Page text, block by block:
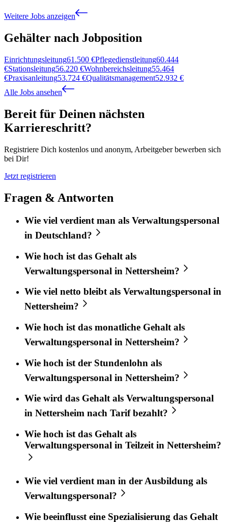
Weitere Jobs anzeigen
Gehälter nach Jobposition
Einrichtungsleitung61.500 €Pflegedienstleitung60.444
€Stationsleitung56.220 €Wohnbereichsleitung55.464
€Praxisanleitung53.724 €Qualitätsmanagement52.932 €
Alle Jobs ansehen
Bereit für Deinen nächsten
Karriereschritt?
Registriere Dich kostenlos und anonym, Arbeitgeber bewerben sich
bei Dir!
Jetzt registrieren
Fragen & Antworten
Wie viel verdient man als Verwaltungspersonal
in Deutschland?
Wie hoch ist das Gehalt als
Verwaltungspersonal in Nettersheim?
Wie viel netto bleibt als Verwaltungspersonal in
Nettersheim?
Wie hoch ist das monatliche Gehalt als
Verwaltungspersonal in Nettersheim?
Wie hoch ist der Stundenlohn als
Verwaltungspersonal in Nettersheim?
Wie wird das Gehalt als Verwaltungspersonal
in Nettersheim nach Tarif bezahlt?
Wie hoch ist das Gehalt als
Verwaltungspersonal in Teilzeit in Nettersheim?
Wie viel verdient man in der Ausbildung als
Verwaltungspersonal?
Wie beeinflusst eine Spezialisierung das Gehalt